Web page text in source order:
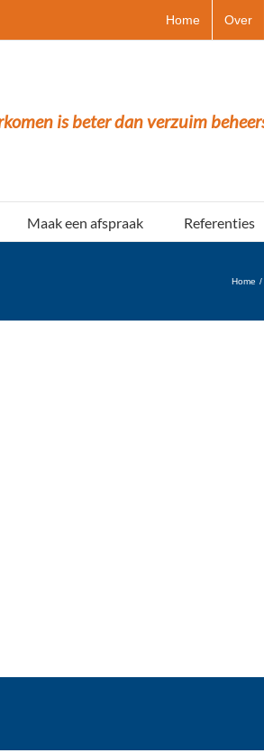
Home Over
is beter dan verzuim
Maak een afspraak Referenties
Home